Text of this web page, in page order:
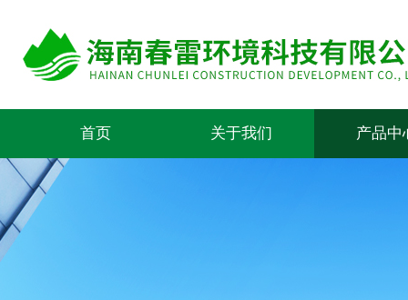
首页 关于我们 产品中